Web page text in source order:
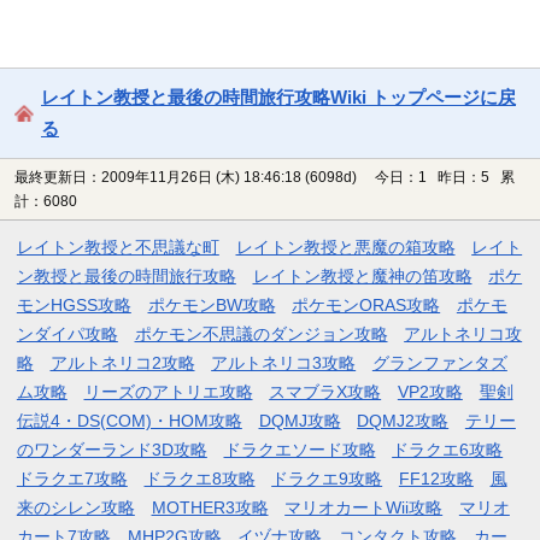
レイトン教授と最後の時間旅行攻略Wiki トップページに戻
る
最終更新日：2009年11月26日 (木) 18:46:18 (6098d)
今日：1 昨日：5 累
計：6080
レイトン教授と不思議な町 レイトン教授と悪魔の箱攻略
レイト
ン教授と最後の時間旅行攻略
レイトン教授と魔神の笛攻略
ポケ
モンHGSS攻略
ポケモンBW攻略 ポケモンORAS攻略
ポケモ
ンダイパ攻略
ポケモン不思議のダンジョン攻略
アルトネリコ攻
略
アルトネリコ2攻略 アルトネリコ3攻略
グランファンタズ
ム攻略
リーズのアトリエ攻略 スマブラX攻略 VP2攻略
聖剣
伝説4・DS(COM)・HOM攻略
DQMJ攻略 DQMJ2攻略
テリー
のワンダーランド3D攻略
ドラクエソード攻略
ドラクエ6攻略
ドラクエ7攻略
ドラクエ8攻略 ドラクエ9攻略 FF12攻略
風
来のシレン攻略
MOTHER3攻略 マリオカートWii攻略
マリオ
カート7攻略
MHP2G攻略 イヅナ攻略 コンタクト攻略 カー